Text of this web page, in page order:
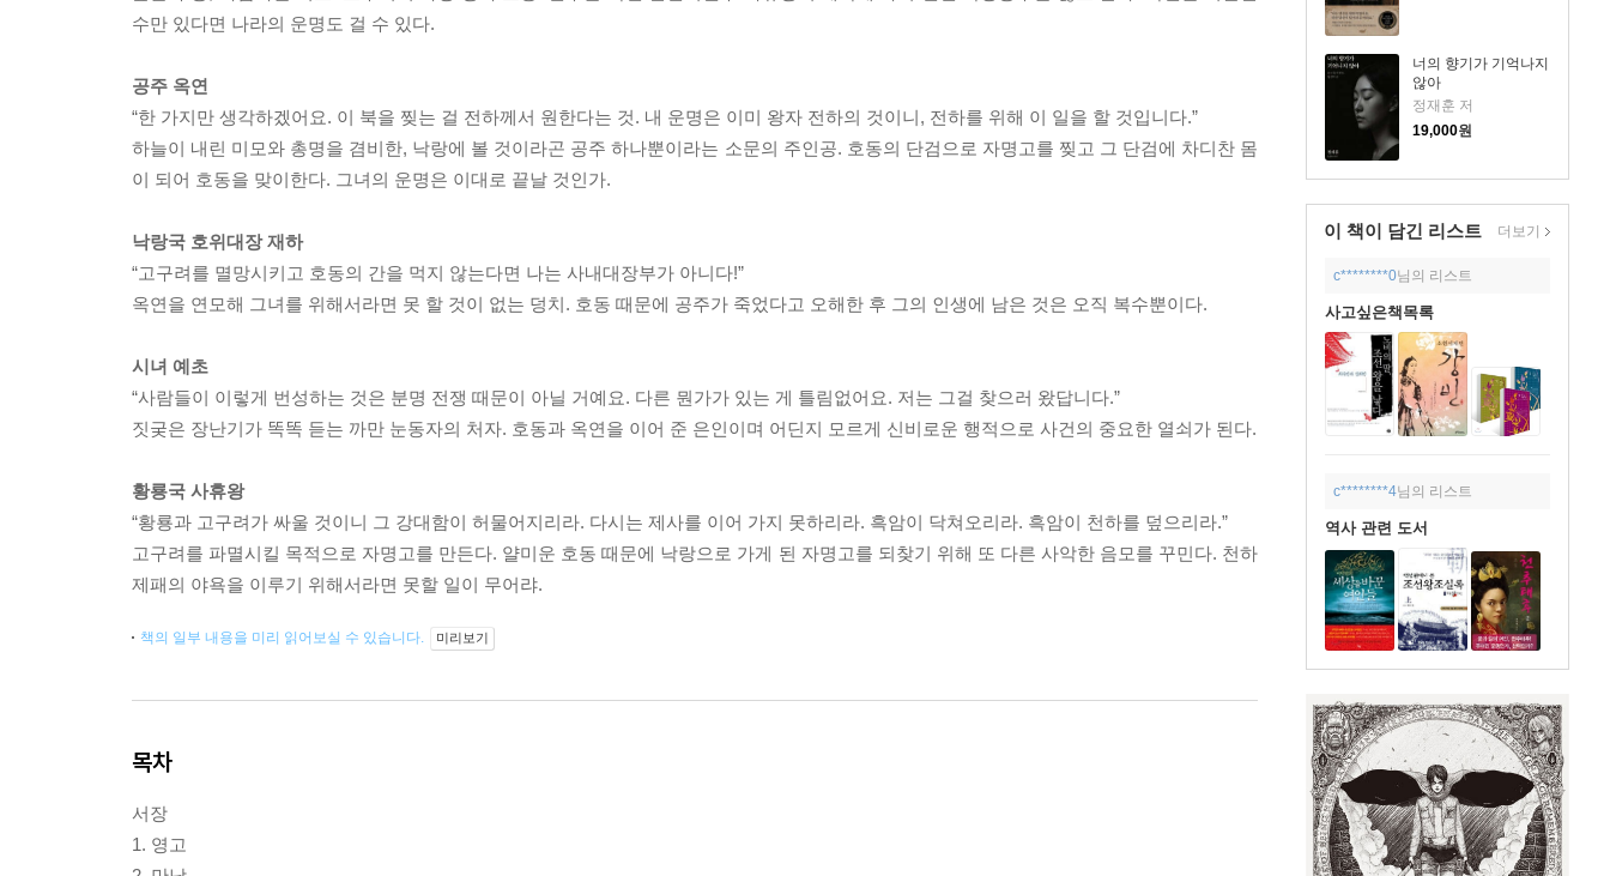
너의 향기가 기억나지
않아
정재훈 저
19,000원
이 책이 담긴 리스트 더보기
c********0님의 리스트
사고싶은책목록
c********4님의 리스트
역사 관련 도서
수만 있다면 나라의 운명도 걸 수 있다.
공주 옥연
“한 가지만 생각하겠어요. 이 북을 찢는 걸 전하께서 원한다는 것. 내 운명은 이미 왕자 전하의 것이니, 전하를 위해 이 일을 할 것입니다.”
하늘이 내린 미모와 총명을 겸비한, 낙랑에 볼 것이라곤 공주 하나뿐이라는 소문의 주인공. 호동의 단검으로 자명고를 찢고 그 단검에 차디찬 몸
이 되어 호동을 맞이한다. 그녀의 운명은 이대로 끝날 것인가.
낙랑국 호위대장 재하
“고구려를 멸망시키고 호동의 간을 먹지 않는다면 나는 사내대장부가 아니다!”
옥연을 연모해 그녀를 위해서라면 못 할 것이 없는 덩치. 호동 때문에 공주가 죽었다고 오해한 후 그의 인생에 남은 것은 오직 복수뿐이다.
시녀 예초
“사람들이 이렇게 번성하는 것은 분명 전쟁 때문이 아닐 거예요. 다른 뭔가가 있는 게 틀림없어요. 저는 그걸 찾으러 왔답니다.”
짓궂은 장난기가 똑똑 듣는 까만 눈동자의 처자. 호동과 옥연을 이어 준 은인이며 어딘지 모르게 신비로운 행적으로 사건의 중요한 열쇠가 된다.
황룡국 사휴왕
“황룡과 고구려가 싸울 것이니 그 강대함이 허물어지리라. 다시는 제사를 이어 가지 못하리라. 흑암이 닥쳐오리라. 흑암이 천하를 덮으리라.”
고구려를 파멸시킬 목적으로 자명고를 만든다. 얄미운 호동 때문에 낙랑으로 가게 된 자명고를 되찾기 위해 또 다른 사악한 음모를 꾸민다. 천하
제패의 야욕을 이루기 위해서라면 못할 일이 무어랴.
책의 일부 내용을 미리 읽어보실 수 있습니다. 미리보기
목차
서장
1. 영고